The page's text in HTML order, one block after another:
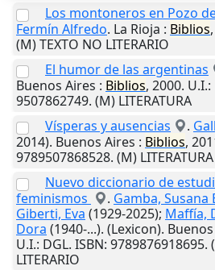
Los montoneros en Pozo
Fermín Alfredo. La Rioja : Biblios,
(M) TEXTO NO LITERARIO
El humor de las argentinas
Buenos Aires : Biblios, 2000. U.I.:
9507862749. (M) LITERATURA
Vísperas y ausencias
.
2014). Buenos Aires : Biblios,
9789507868528. (M) LITERATURA
Nuevo diccionario de
feminismos
. Gamba, Susana
Giberti, Eva (1929-2025); Maffía,
Dora (1940-...). (Lexicon).
U.I.: DGL. ISBN: 9789876918695.
LITERARIO